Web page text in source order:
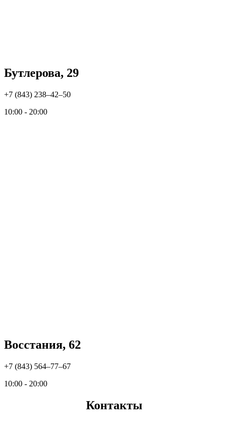
Бутлерова, 29
+7 (843) 238‒42‒50
10:00 - 20:00
Восстания, 62
+7 (843) 564‒77‒67
10:00 - 20:00
Контакты